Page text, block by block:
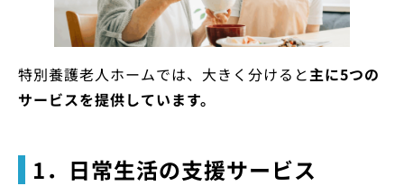
特別養護老人ホームでは、大きく分けると主に5つの
サービスを提供しています。
1．日常生活の支援サービス